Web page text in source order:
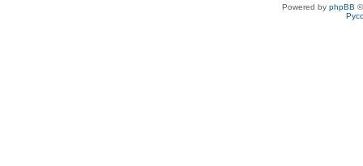
Powered by phpBB